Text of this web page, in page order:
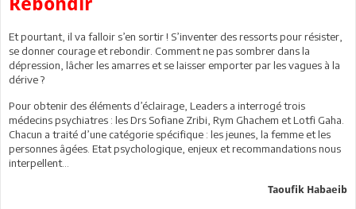
Et pourtant, il va falloir s’en sortir ! S’inventer des ressorts pour résister,
se donner courage et rebondir. Comment ne pas sombrer dans la
dépression, lâcher les amarres et se laisser emporter par les vagues à la
dérive ?
Pour obtenir des éléments d’éclairage, Leaders a interrogé trois
médecins psychiatres : les Drs Sofiane Zribi, Rym Ghachem et Lotfi Gaha.
Chacun a traité d’une catégorie spécifique : les jeunes, la femme et les
personnes âgées. Etat psychologique, enjeux et recommandations nous
interpellent...
Taoufik Habaeib